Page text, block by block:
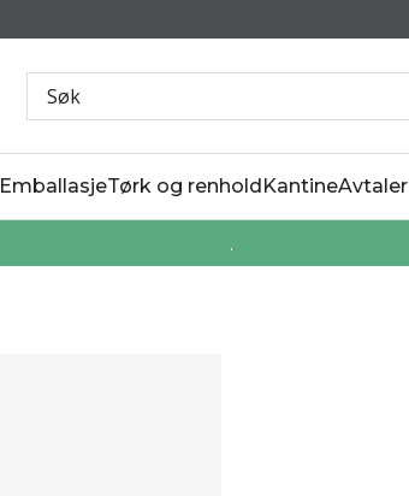
EmballasjeTørk og renholdKantineAvtaler
.